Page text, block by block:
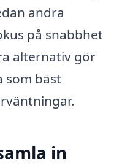
andra
på snabbhet
alternativ gör
som bäst
in